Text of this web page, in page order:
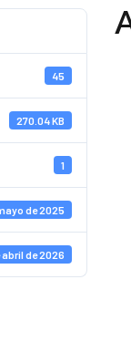
45
270.04 KB
1
de 2025
abril de 2026